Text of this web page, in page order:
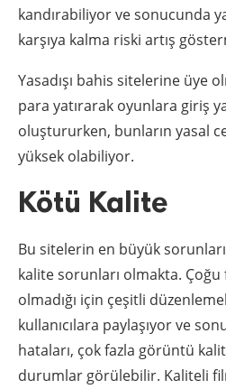
kandırabiliyor ve sonucunda
karşıya kalma riski artış
Yasadışı bahis sitelerine üye
para yatırarak oyunlara giriş
oluştururken, bunların yasal
yüksek olabiliyor.
Kötü Kalite
Bu sitelerin en büyük
kalite sorunları olmakta.
olmadığı için çeşitli
kullanıcılara paylaşıyor ve
hataları, çok fazla görüntü
durumlar görülebilir. Kaliteli